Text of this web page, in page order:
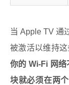
当 Apple TV 通
被激活以维持这
你的 Wi-Fi 网
块就必须在两